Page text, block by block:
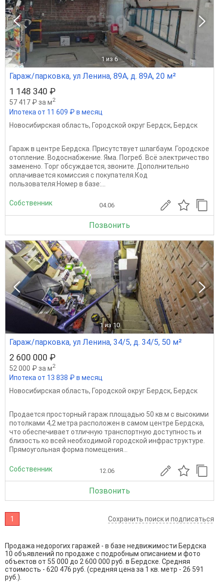
1 из 6
Гараж/парковка, ул Ленина, 89А, д. 89А, 20 м²
1 148 340 ₽
57 417 ₽ за м2
Ипотека от 11 609 ₽ в месяц
Новосибирская область, Городской округ Бердск, Бердск
Гараж в центре Бердска. Присутствует шлагбаум. Городское
отопление. Водоснабжение. Яма. Погреб. Всё электричество
заменено. Торг обсуждается, звоните. Дополнительно
оплачивается комиссия с покупателя.Код
пользователя:Номер в базе:...
Собственник 04.06
Позвонить
1 из 10
Гараж/парковка, ул Ленина, 34/5, д. 34/5, 50 м²
2 600 000 ₽
52 000 ₽ за м2
Ипотека от 13 838 ₽ в месяц
Новосибирская область, Городской округ Бердск, Бердск
Продается просторный гараж площадью 50 кв.м с высокими
потолками 4,2 метра расположен в самом центре Бердска,
что обеспечивает отличную транспортную доступность и
близость ко всей необходимой городской инфраструктуре.
Прямоугольная форма помещения...
Собственник 12.06
Позвонить
1 Сохранить поиск и подписаться
Продажа недорогих гаражей - в базе недвижимости Бердска
10 объявлений по продаже с подробным описанием и фото
объектов от 55 000 до 2 600 000 руб. в Бердске. Средняя
стоимость - 620 476 руб. (средняя цена за 1 кв. метр - 26 591
руб.).